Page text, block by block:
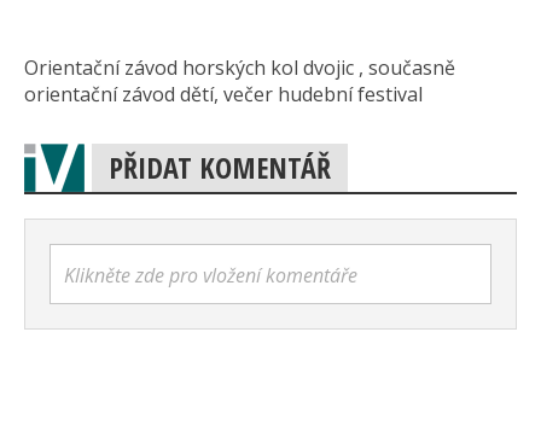
Orientační závod horských kol dvojic , současně
orientační závod dětí, večer hudební festival
PŘIDAT KOMENTÁŘ
Klikněte zde pro vložení komentáře